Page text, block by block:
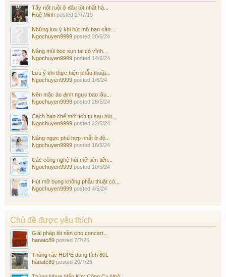
Tẩy nốt ruồi ở đâu tốt nhất hà...
Huệ Minh posted 27/7/19
Những lưu ý khi hút mỡ bạn cần...
Ngochuyen9999 posted 20/6/24
Nâng mũi bọc sụn tai có vĩnh...
Ngochuyen9999 posted 14/6/24
Lưu ý khi thực hiện phẫu thuật...
Ngochuyen9999 posted 1/6/24
Nên mặc áo định ngực bao lâu...
Ngochuyen9999 posted 28/5/24
Cách hạn chế mỡ tích tụ sau hút...
Ngochuyen9999 posted 22/5/24
Nâng ngực phù hợp nhất ở độ...
Ngochuyen9999 posted 16/5/24
Các công nghệ hút mỡ tiên tiến...
Ngochuyen9999 posted 10/5/24
Hút mỡ bụng không phẫu thuật có...
Ngochuyen9999 posted 4/5/24
Chủ đề được yêu thích
Giải pháp lót nền cho concert...
hanatc89 posted 7/7/26
Thùng rác HDPE dung tích 80L
hanatc89 posted 20/7/26